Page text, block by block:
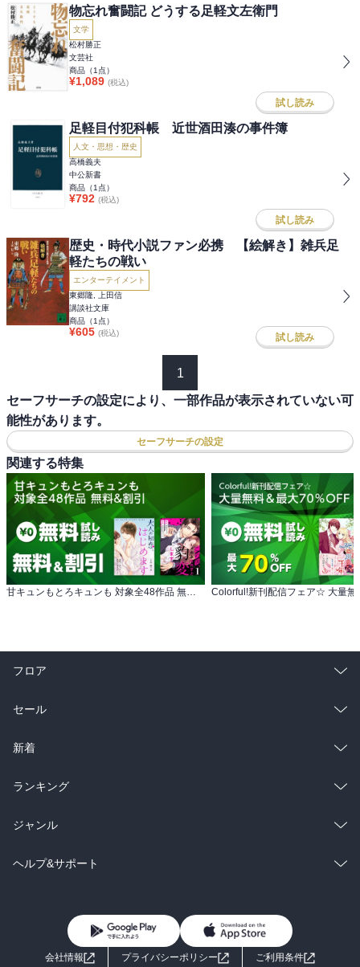
物忘れ奮闘記 どうする足軽文左衛門
文学
松村勝正
文芸社
商品（1 点）
¥1,089 (税込)
試し読み
足軽目付犯科帳 近世酒田湊の事件簿
人文・思想・歴史
高橋義夫
中公新書
商品（1 点）
¥792 (税込)
試し読み
歴史・時代小説ファン必携 【絵解き】雑兵足
軽たちの戦い
エンターテイメント
東郷隆, 上田信
講談社文庫
商品（1 点）
¥605 (税込) 試し読み
1
セーフサーチの設定により、一部作品が表示されていない可
能性があります。
セーフサーチの設定
関連する特集
甘キュンもとろキュンも 対象全48作品 無料&割引
フロア
総合
ラノベ
雑誌・グラビア
BL・TL
セール
総合
ラノベ
雑誌・グラビア
BL・TL
新着
総合
ラノベ
雑誌・グラビア
ランキング
総合
ラノベ
ジャンル
コミック
ライトノベル 男子向けラノベ
ヘルプ&サポート
よくあるご質問
お問い合わせ
会社情報
プライバシーポリシー ご利用条件